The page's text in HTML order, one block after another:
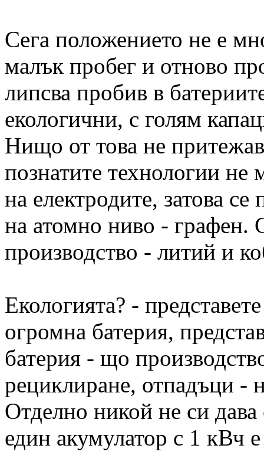
Сега положението не е
малък пробег и отново
липсва пробив в
екологични, с голям
Нищо от това не
познатите технологии
на електродите, затова
на атомно ниво - графен.
производство - литий и
Екологията? -
огромна батерия,
батерия - що
рециклиране, отпадъци -
Отделно никой не си
един акумулатор с 1 кВч